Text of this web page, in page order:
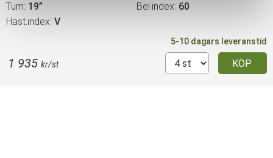
Tum 19” Bel.index 60
Hast.index V
5-10 dagars leveranstid
KÖP
1 935 kr/st